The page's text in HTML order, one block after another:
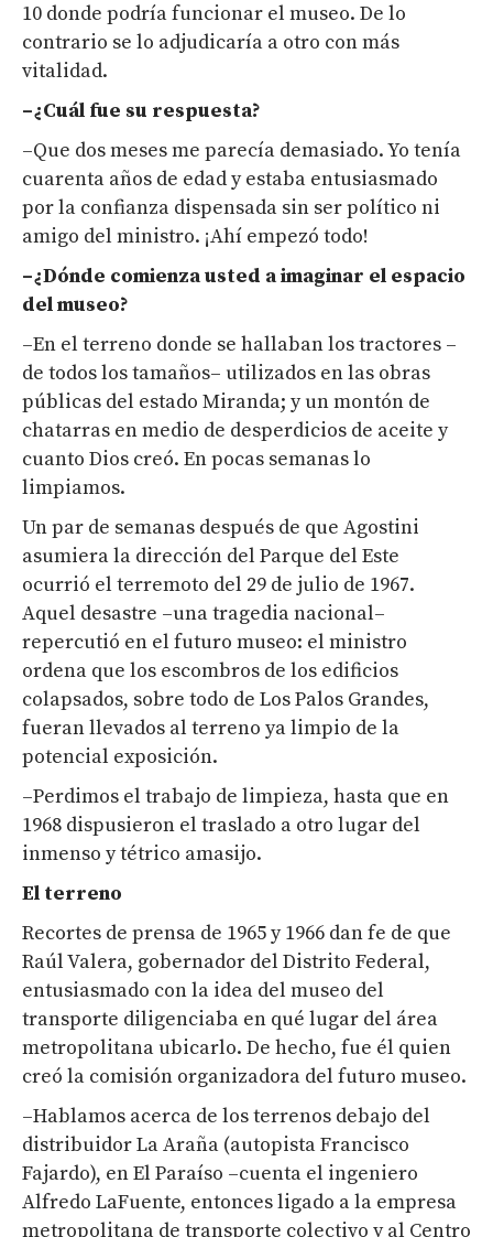
10 donde podría funcionar el museo. De lo
contrario se lo adjudicaría a otro con más
vitalidad.
–¿Cuál fue su respuesta?
–Que dos meses me parecía demasiado. Yo tenía
cuarenta años de edad y estaba entusiasmado
por la confianza dispensada sin ser político ni
amigo del ministro. ¡Ahí empezó todo!
–¿Dónde comienza usted a imaginar el espacio
del museo?
–En el terreno donde se hallaban los tractores –
de todos los tamaños– utilizados en las obras
públicas del estado Miranda; y un montón de
chatarras en medio de desperdicios de aceite y
cuanto Dios creó. En pocas semanas lo
limpiamos.
Un par de semanas después de que Agostini
asumiera la dirección del Parque del Este
ocurrió el terremoto del 29 de julio de 1967.
Aquel desastre ­–una tragedia nacional–
repercutió en el futuro museo: el ministro
ordena que los escombros de los edificios
colapsados, sobre todo de Los Palos Grandes,
fueran llevados al terreno ya limpio de la
potencial exposición.
–Perdimos el trabajo de limpieza, hasta que en
1968 dispusieron el traslado a otro lugar del
inmenso y tétrico amasijo.
El terreno
Recortes de prensa de 1965 y 1966 dan fe de que
Raúl Valera, gobernador del Distrito Federal,
entusiasmado con la idea del museo del
transporte diligenciaba en qué lugar del área
metropolitana ubicarlo. De hecho, fue él quien
creó la comisión organizadora del futuro museo.
–Hablamos acerca de los terrenos debajo del
distribuidor La Araña (autopista Francisco
Fajardo), en El Paraíso –cuenta el ingeniero
Alfredo LaFuente, entonces ligado a la empresa
metropolitana de transporte colectivo y al Centro